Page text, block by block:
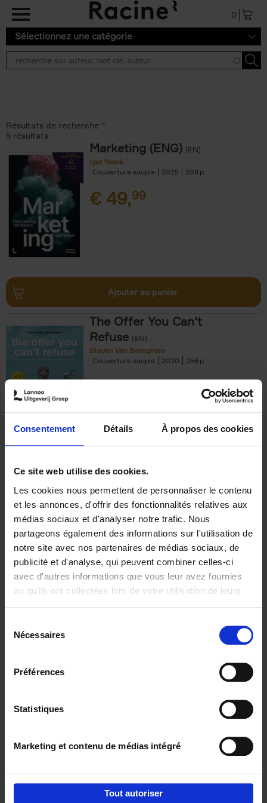
Consentement Détails À propos des cookies
Ce site web utilise des cookies.
Les cookies nous permettent de personnaliser le contenu
et les annonces, d'offrir des fonctionnalités relatives aux
médias sociaux et d'analyser notre trafic. Nous
partageons également des informations sur l'utilisation de
notre site avec nos partenaires de médias sociaux, de
publicité et d'analyse, qui peuvent combiner celles-ci
avec d'autres informations que vous leur avez fournies
ou qu'ils ont collectées lors de votre utilisation de leurs
Nécessaires
Préférences
Statistiques
Marketing et contenu de médias intégré
Tout autoriser
Aller au contenu principal
0
Sélectionnez une catégorie
Résultats de recherche ''
5 résultats
Marketing (ENG) (EN)
Igor Nowé
Couverture souple
2025 208
€ 49,99
Ajouter au panier
The Offer You Can't
Refuse (EN)
Steven Van Belleghem
Couverture souple
2020 256
€37,50
Building Bonds = Building
Business
Jochen Roef Jozefien De Feyter
Carolien Boom
Couverture souple
2025 200
€29,99
Digital marketing like a PRO -
completely revised edition (EN)